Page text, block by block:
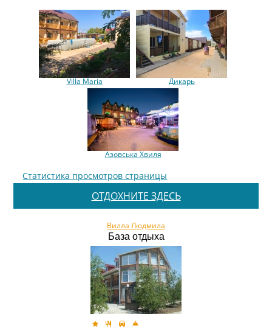
Villa Maria Дикарь
Азовська Хвиля
Статистика просмотров страницы
ОТДОХНИТЕ ЗДЕСЬ
Вилла Людмила
База отдыха